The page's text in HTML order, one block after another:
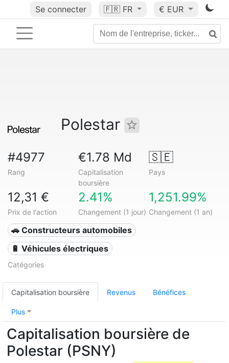
Se connecter 🇫🇷 FR € EUR
Polestar
#4977
Rang
€1.78 Md
Capitalisation
boursière
🇸🇪
Pays
12,31 €
Prix de l'action
2.41%
Changement (1 jour)
1,251.99%
Changement (1 an)
🚗 Constructeurs automobiles
🔋 Véhicules électriques
Catégories
Capitalisation boursière Revenus Bénéfices
Plus
Capitalisation boursière de
Polestar (PSNY)